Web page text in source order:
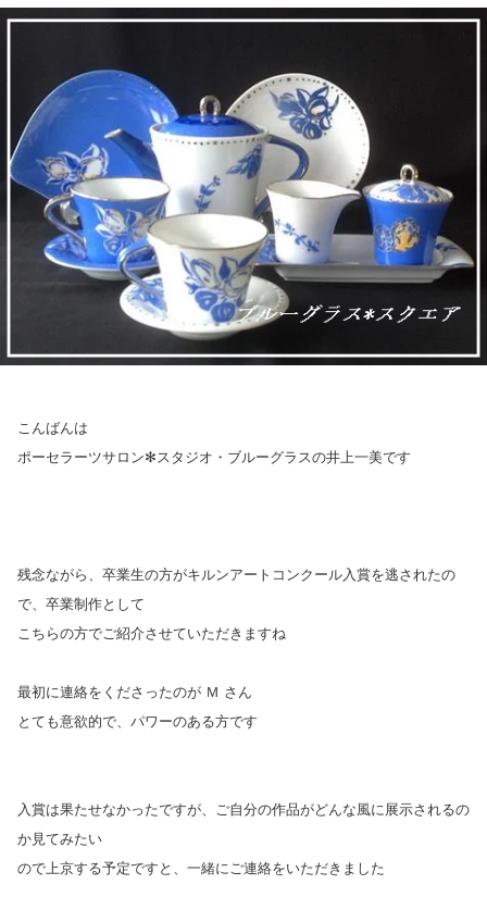
こんばんは
ポーセラーツサロン✻スタジオ・ブルーグラスの井上一美です
残念ながら、卒業生の方がキルンアートコンクール入賞を逃されたの
で、卒業制作として
こちらの方でご紹介させていただきますね
最初に連絡をくださったのが Ｍ さん
とても意欲的で、パワーのある方です
入賞は果たせなかったですが、ご自分の作品がどんな風に展示されるの
か見てみたい
ので上京する予定ですと、一緒にご連絡をいただきました